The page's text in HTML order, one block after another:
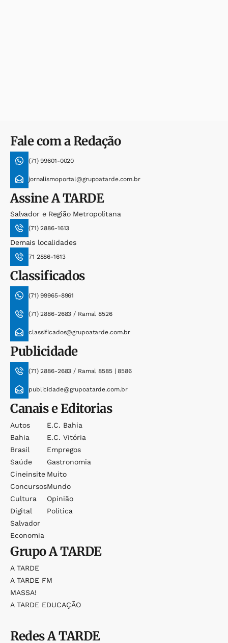
Fale com a Redação
(71) 99601-0020
jornalismoportal@grupoatarde.com.br
AssineA TARDE
Salvador e Região Metropolitana
(71) 2886-1613
Demais localidades
71 2886-1613
Classificados
(71) 99965-8961
(71) 2886-2683 / Ramal 8526
classificados@grupoatarde.com.br
Publicidade
(71) 2886-2683 / Ramal 8585 | 8586
publicidade@grupoatarde.com.br
Canais e Editorias
Autos
Bahia
Brasil
Saúde
Cineinsite
Concursos
Cultura
Digital
Salvador
Economia
E.c. Bahia
E.c. Vitória
Empregos
Gastronomia
Muito
Mundo
Opinião
Política
GrupoA TARDE
A TARDE
A TARDE FM
MASSA!
A TARDE EDUCAÇÃO
RedesA TARDE